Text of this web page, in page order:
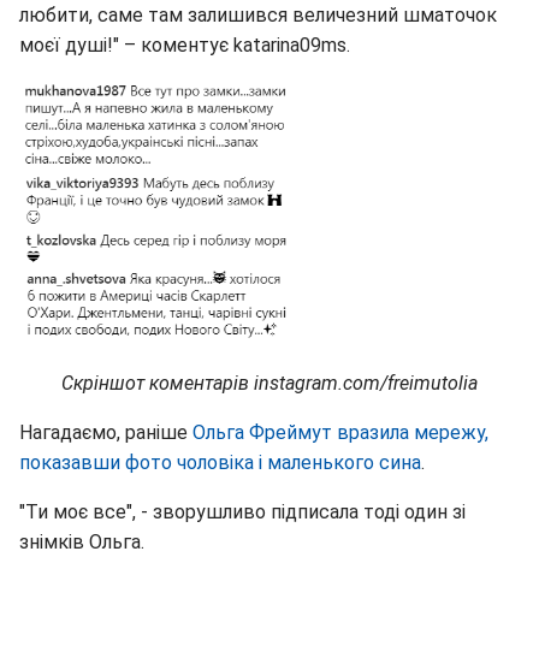
любити, саме там залишився величезний шматочок
моєї душі!" – коментує katarina09ms.
Скріншот коментарів instagram.com/freimutolia
Нагадаємо, раніше Ольга Фреймут вразила мережу,
показавши фото чоловіка і маленького сина.
"Ти моє все", - зворушливо підписала тоді один зі
знімків Ольга.